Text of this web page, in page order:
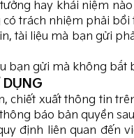
hay khái niệm
trách nhiệm phải
tài liệu mà bạn gửi
bạn gửi mà không bắt
DỤNG
chiết xuất thông tin
báo bản quyền
định liên quan đến